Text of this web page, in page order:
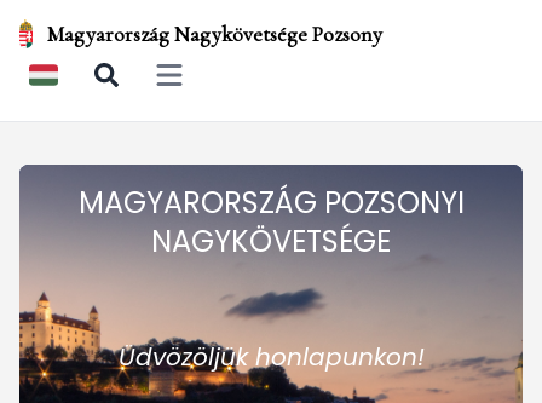
Magyarország Nagykövetsége Pozsony
Open main menu
MAGYARORSZÁG POZSONYI
NAGYKÖVETSÉGE
Üdvözöljük honlapunkon!